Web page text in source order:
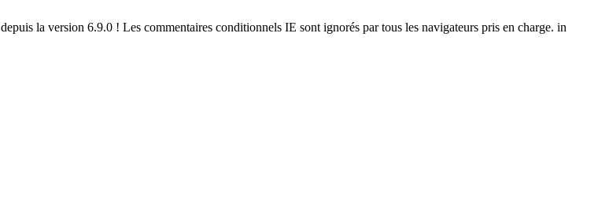
depuis la version 6.9.0 ! Les commentaires conditionnels IE sont ignorés par tous les navigateurs pris en charge. in